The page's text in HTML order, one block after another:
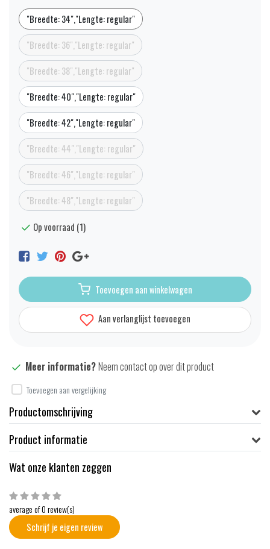
"Breedte: 34","Lengte: regular"
"Breedte: 36","Lengte: regular"
"Breedte: 38","Lengte: regular"
"Breedte: 40","Lengte: regular"
"Breedte: 42","Lengte: regular"
"Breedte: 44","Lengte: regular"
"Breedte: 46","Lengte: regular"
"Breedte: 48","Lengte: regular"
Op voorraad (1)
Toevoegen aan winkelwagen
Aan verlanglijst toevoegen
Meer informatie?Neem contact op over dit product
Toevoegen aan vergelijking
Productomschrijving
Product informatie
Wat onze klanten zeggen
average of 0 review(s)
Schrijf je eigen review